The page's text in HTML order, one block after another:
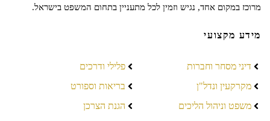
מרוכז במקום אחד, נגיש וזמין לכל מתעניין בתחום המשפט בישראל.
מידע מקצועי
דיני מסחר וחברות
מקרקעין ונדל"ן
משפט וניהול הליכים
פלילי ודרכים
בריאות וספורט
הגנת הצרכן